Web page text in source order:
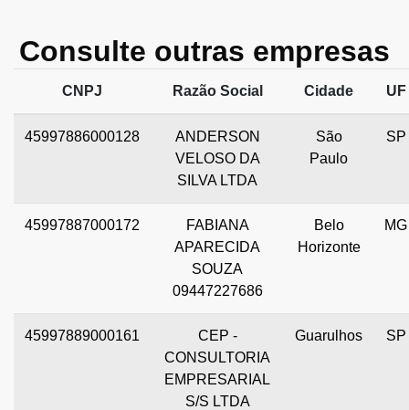
Consulte outras empresas
CNPJ Razão Social Cidade UF
45997886000128
ANDERSON
VELOSO DA
SILVA LTDA
São
Paulo
SP
45997887000172
FABIANA
APARECIDA
SOUZA
09447227686
Belo
Horizonte
MG
45997889000161
CEP -
CONSULTORIA
EMPRESARIAL
S/S LTDA
Guarulhos SP